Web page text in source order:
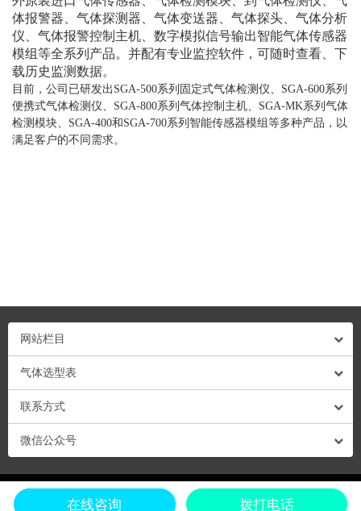
体报警器、气体探测器、气体变送器、气体探头、气体分析
仪、气体报警控制主机、数字模拟信号输出智能气体传感器
模组等全系列产品。并配有专业监控软件，可随时查看、下
载历史监测数据。
目前，公司已研发出SGA-500系列固定式气体检测仪、SGA-600系列
便携式气体检测仪、SGA-800系列气体控制主机、SGA-MK系列气体
检测模块、SGA-400和SGA-700系列智能传感器模组等多种产品，以
满足客户的不同需求。
网站栏目
气体选型表
联系方式
微信公众号
粤ICP备13009878号-1 粤公网安备44030702001695号 © Copyright 2018 深圳市深
国安电子科技有限公司 All Rights Reserve
在线咨询 拨打电话